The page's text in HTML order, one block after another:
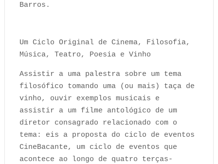
Barros.
Um Ciclo Original de Cinema, Filosofia,
Música, Teatro, Poesia e Vinho
Assistir a uma palestra sobre um tema
filosófico tomando uma (ou mais) taça de
vinho, ouvir exemplos musicais e
assistir a um filme antológico de um
diretor consagrado relacionado com o
tema: eis a proposta do ciclo de eventos
CineBacante, um ciclo de eventos que
acontece ao longo de quatro terças-